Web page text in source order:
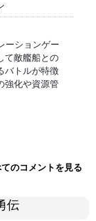
ーションゲー
て敵艦船との
バトルが特徴
強化や資源管
のコメントを見る
伝